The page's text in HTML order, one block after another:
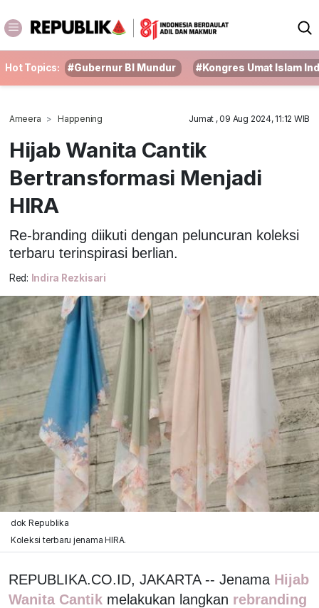
Hot Topics: #Gubernur BI Mundur #Kongres Umat Islam
Ameera Happening Jumat , 09 Aug 2024, 11:12 WIB
Hijab Wanita Cantik
Bertransformasi Menjadi
HIRA
Re-branding diikuti dengan peluncuran koleksi
terbaru terinspirasi berlian.
Red: Indira Rezkisari
dok Republika
Koleksi terbaru jenama HIRA.
REPUBLIKA.CO.ID, JAKARTA -- Jenama Hijab
Wanita Cantik melakukan langkan rebranding